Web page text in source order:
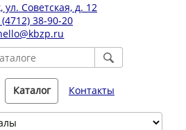
ул. Советская, д. 12
38-90-20
Каталог Контакты